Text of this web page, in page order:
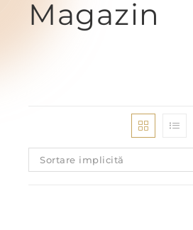
Magazin
Sortare implicită